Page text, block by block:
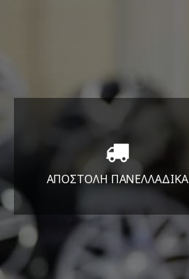
ΑΠΟΣΤΟΛΗ ΠΑΝΕΛΛΑΔΙΚA
Όπου και αν είστε θα σας
στείλουμε τα ελαστικά σας